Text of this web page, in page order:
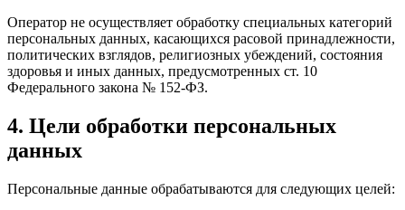
Оператор не осуществляет обработку специальных категорий
персональных данных, касающихся расовой принадлежности,
политических взглядов, религиозных убеждений, состояния
здоровья и иных данных, предусмотренных ст. 10
Федерального закона № 152-ФЗ.
4. Цели обработки персональных
данных
Персональные данные обрабатываются для следующих целей: